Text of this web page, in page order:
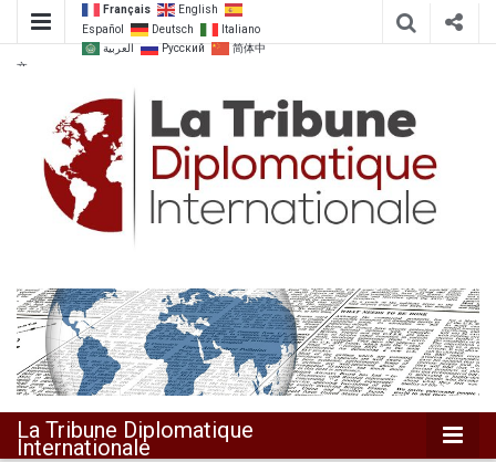
Français
English
Español
Deutsch
Italiano
العربية
Русский
简体中
文
La Tribune
Diplomatique
Internationale
La Tribune Diplomatique
Internationale